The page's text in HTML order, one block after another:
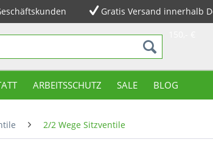
Gratis Versand innerhalb
ARBEITSSCHUTZ SALE BLOG
2/2 Wege Sitzventile